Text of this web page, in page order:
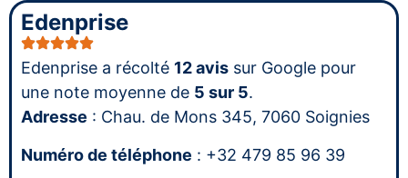
Edenprise
Edenprise a récolté 12 avis sur Google pour
une note moyenne de 5 sur 5.
Adresse : Chau. de Mons 345, 7060 Soignies
Numéro de téléphone : +32 479 85 96 39